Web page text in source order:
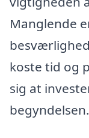
Manglende
koste tid og
sig at
begyndelsen.